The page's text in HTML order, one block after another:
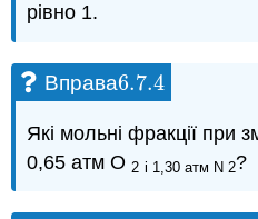
рівно 1.
Вправа6.7.4
6.7.4
Які мольні фракції при
0,65 атм О 2 і 1,30 атм N 2?